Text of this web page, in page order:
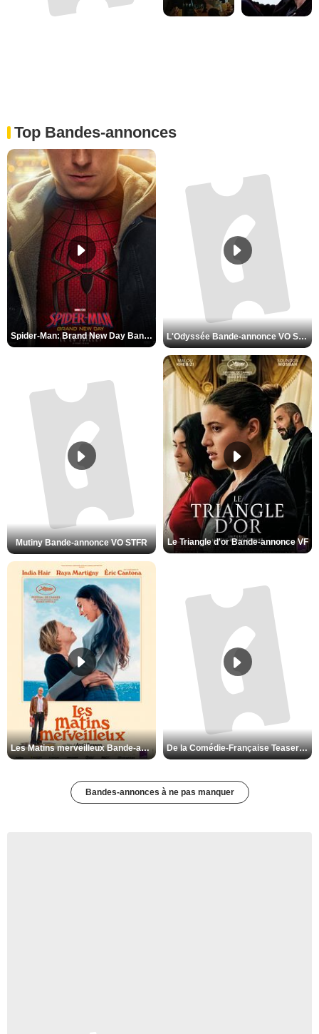
Top Bandes-annonces
Spider-Man: Brand New Day Bande-annonce VO STFR L'Odyssée Bande-annonce VO STFR
Mutiny Bande-annonce VO STFR Le Triangle d'or Bande-annonce VF
Les Matins merveilleux Bande-annonce VF De la Comédie-Française Teaser VF
Bandes-annonces à ne pas manquer